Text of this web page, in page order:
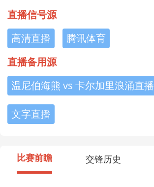
直播信号源
高清直播
腾讯体育
直播备用源
温尼伯海熊 vs 卡尔加里浪涌直播
文字直播
比赛前瞻 交锋历史